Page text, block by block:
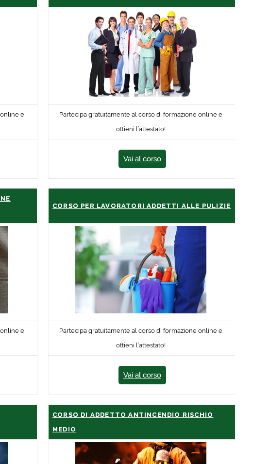
e
Partecipa gratuitamente al corso di formazione online e
ottieni l’attestato!
Vai al corso
e
CORSO PER LAVORATORI ADDETTI ALLE PULIZIE
Partecipa gratuitamente al corso di formazione online e
ottieni l’attestato!
Vai al corso
CORSO DI ADDETTO ANTINCENDIO RISCHIO
MEDIO